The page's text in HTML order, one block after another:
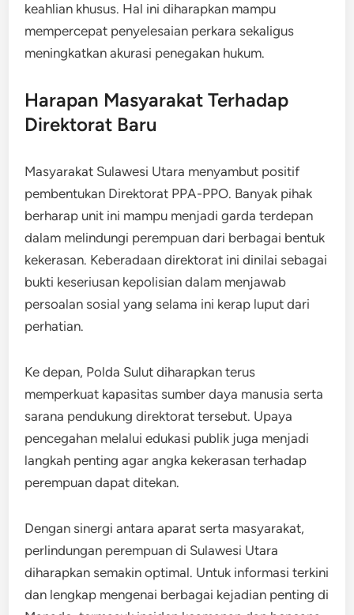
keahlian khusus. Hal ini diharapkan mampu
mempercepat penyelesaian perkara sekaligus
meningkatkan akurasi penegakan hukum.
Harapan Masyarakat Terhadap
Direktorat Baru
Masyarakat Sulawesi Utara menyambut positif
pembentukan Direktorat PPA-PPO. Banyak pihak
berharap unit ini mampu menjadi garda terdepan
dalam melindungi perempuan dari berbagai bentuk
kekerasan. Keberadaan direktorat ini dinilai sebagai
bukti keseriusan kepolisian dalam menjawab
persoalan sosial yang selama ini kerap luput dari
perhatian.
Ke depan, Polda Sulut diharapkan terus
memperkuat kapasitas sumber daya manusia serta
sarana pendukung direktorat tersebut. Upaya
pencegahan melalui edukasi publik juga menjadi
langkah penting agar angka kekerasan terhadap
perempuan dapat ditekan.
Dengan sinergi antara aparat serta masyarakat,
perlindungan perempuan di Sulawesi Utara
diharapkan semakin optimal. Untuk informasi terkini
dan lengkap mengenai berbagai kejadian penting di